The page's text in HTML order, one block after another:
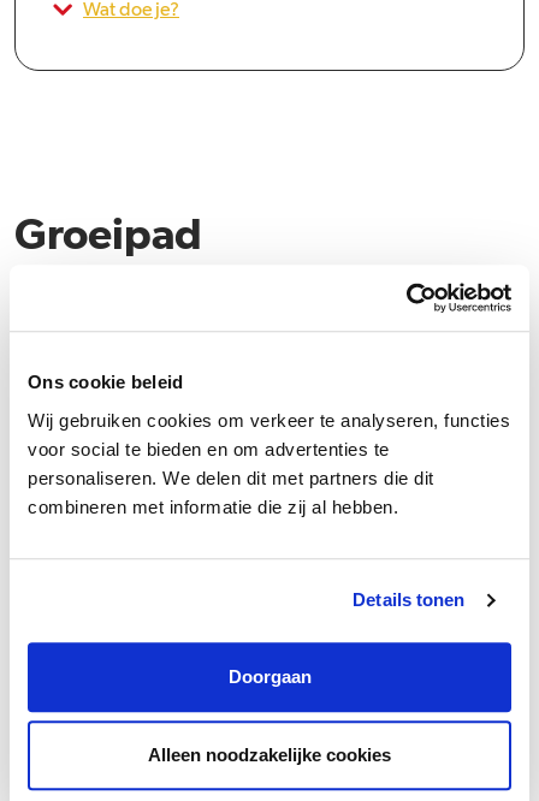
Ons cookie beleid
Wij gebruiken cookies om verkeer te analyseren, functies
voor social te bieden en om advertenties te
personaliseren. We delen dit met partners die dit
combineren met informatie die zij al hebben.
Details tonen
Doorgaan
Alleen noodzakelijke cookies
Wat doe je?
Groeipad
Buren is een boeiende gemeente met veel kernen en een stad en
verschillende taken op te pakken. We vinden het vanzelfsprekend
om trajecten te evalueren en streven altijd naar verbetering. In het
Goede Gesprek stem je met je leidinggevende af wat je gaat doen
en wat je hiervoor nodig hebt. Als je opleidingen of cursussen voor
je functie nodig hebt, worden deze vergoed en kun je die vaak
onder werktijd doen. Je kunt daarnaast je IKB (Individueel
Keuzebudget) inzetten als je je wilt ontwikkelen buiten je